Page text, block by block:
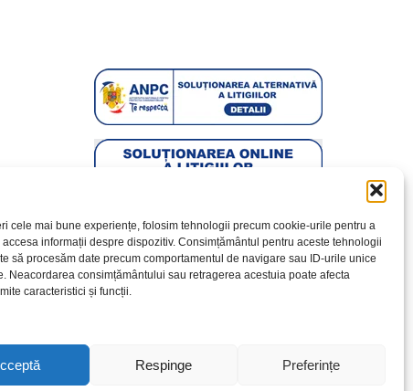
cele mai bune experiențe, folosim tehnologii precum cookie-urile pentru a
accesa informații despre dispozitiv. Consimțământul pentru aceste tehnologii
să procesăm date precum comportamentul de navigare sau ID-urile unice
Neacordarea consimțământului sau retragerea acestuia poate afecta
caracteristici și funcții.
Respinge Preferințe